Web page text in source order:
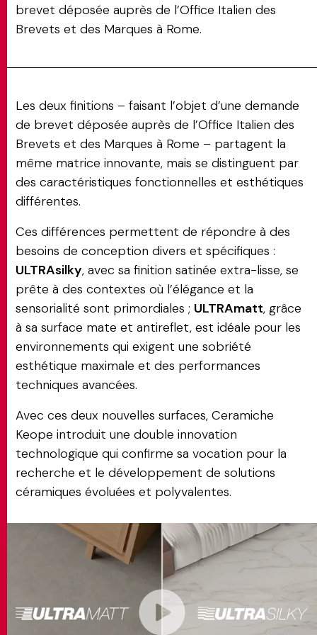
brevet déposée auprès de l’Office Italien des
Brevets et des Marques à Rome.
Les deux finitions – faisant l’objet d’une demande
de brevet déposée auprès de l’Office Italien des
Brevets et des Marques à Rome – partagent la
même matrice innovante, mais se distinguent par
des caractéristiques fonctionnelles et esthétiques
différentes.
Ces différences permettent de répondre à des
besoins de conception divers et spécifiques :
ULTRAsilky, avec sa finition satinée extra-lisse, se
prête à des contextes où l’élégance et la
sensorialité sont primordiales ; ULTRAmatt, grâce
à sa surface mate et antireflet, est idéale pour les
environnements qui exigent une sobriété
esthétique maximale et des performances
techniques avancées.
Avec ces deux nouvelles surfaces, Ceramiche
Keope introduit une double innovation
technologique qui confirme sa vocation pour la
recherche et le développement de solutions
céramiques évoluées et polyvalentes.